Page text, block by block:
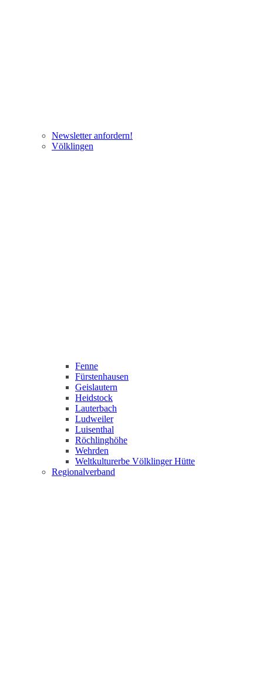
Newsletter anfordern!
Völklingen
Fenne
Fürstenhausen
Geislautern
Heidstock
Lauterbach
Ludweiler
Luisenthal
Röchlinghöhe
Wehrden
Weltkulturerbe Völklinger Hütte
Regionalverband